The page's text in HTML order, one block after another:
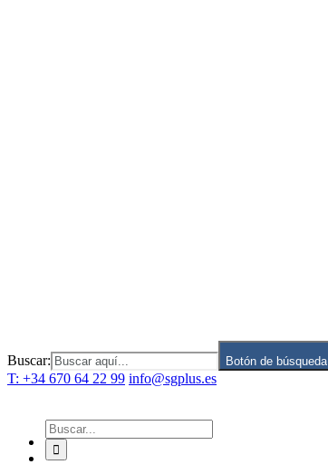
Buscar: Botón de búsqueda
T: +34 670 64 22 99 info@sgplus.es
Buscar: